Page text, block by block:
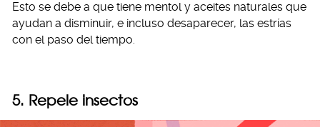
Esto se debe a que tiene mentol y aceites naturales que
ayudan a disminuir, e incluso desaparecer, las estrías
con el paso del tiempo.
5. Repele insectos